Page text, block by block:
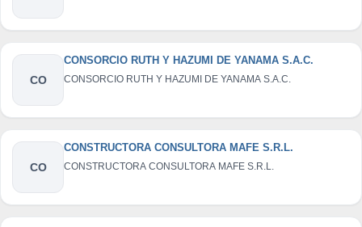
CO
CONSORCIO RUTH Y HAZUMI DE YANAMA S.A.C.
CONSORCIO RUTH Y HAZUMI DE YANAMA S.A.C.
CO
CONSTRUCTORA CONSULTORA MAFE S.R.L.
CONSTRUCTORA CONSULTORA MAFE S.R.L.